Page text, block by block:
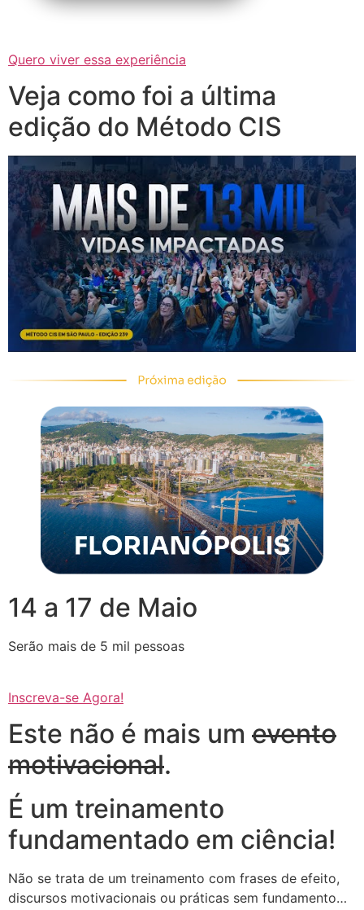
Quero viver essa experiência
Veja como foi a última
edição do Método CIS
14 a 17 de Maio
Serão mais de 5 mil pessoas
Inscreva-se Agora!
Este não é mais um evento
motivacional.
É um treinamento
fundamentado em ciência!
Não se trata de um treinamento com frases de efeito,
discursos motivacionais ou práticas sem fundamento…